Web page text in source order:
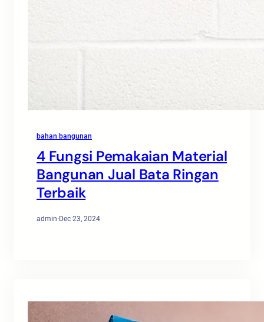
bahan bangunan
4 Fungsi Pemakaian Material
Bangunan Jual Bata Ringan
Terbaik
admin·Dec 23, 2024